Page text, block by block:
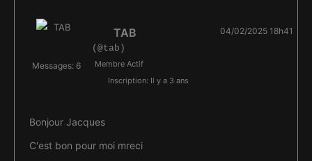
Messages: 6
TAB
04/02/2025 18h41
(@tab)
Membre Actif
Inscription: Il y a 3 ans
Bonjour Jacques
C'est bon pour moi mreci